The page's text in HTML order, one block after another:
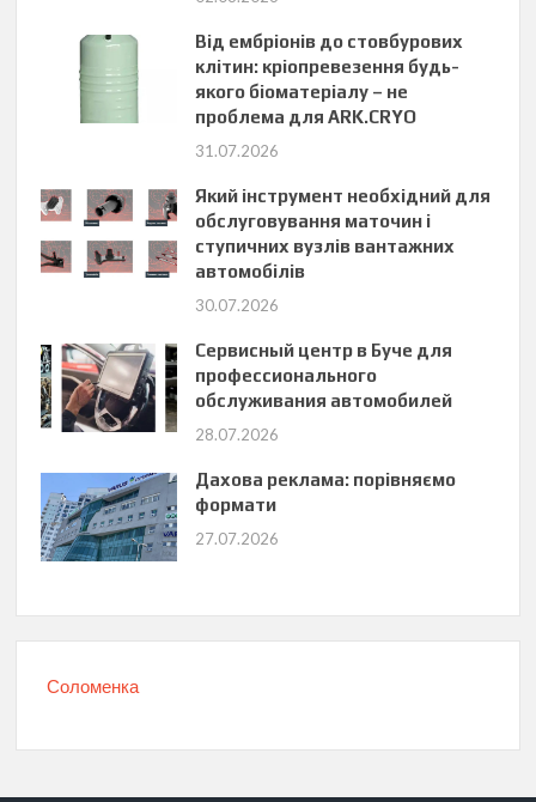
Від ембріонів до стовбурових
клітин: кріопревезення будь-
якого біоматеріалу – не
проблема для ARK.CRYO
31.07.2026
Який інструмент необхідний для
обслуговування маточин і
ступичних вузлів вантажних
автомобілів
30.07.2026
Сервисный центр в Буче для
профессионального
обслуживания автомобилей
28.07.2026
Дахова реклама: порівняємо
формати
27.07.2026
Соломенка